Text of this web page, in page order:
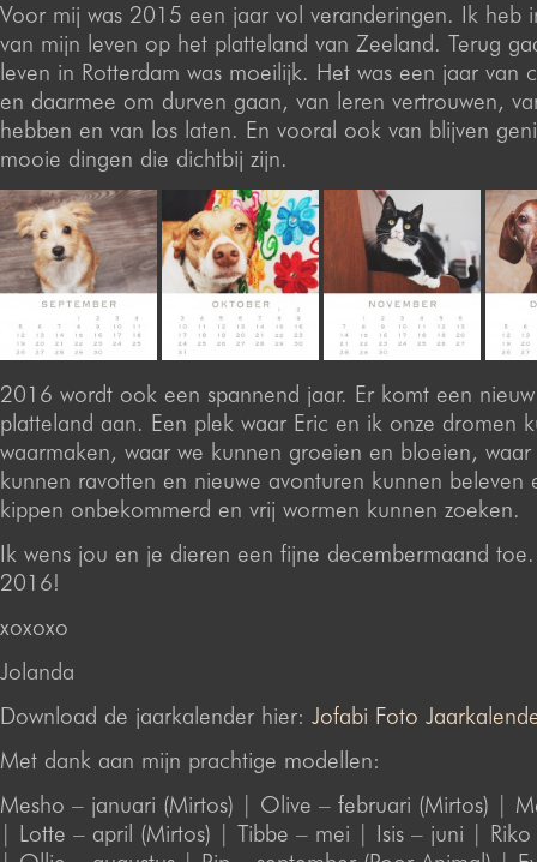
Voor mij was 2015 een jaar vol veranderingen. Ik heb
van mijn leven op het platteland van Zeeland. Terug
leven in Rotterdam was moeilijk. Het was een jaar van
en daarmee om durven gaan, van leren vertrouwen,
hebben en van los laten. En vooral ook van blijven
mooie dingen die dichtbij zijn.
2016 wordt ook een spannend jaar. Er komt een
platteland aan. Een plek waar Eric en ik onze dromen
waarmaken, waar we kunnen groeien en bloeien,
kunnen ravotten en nieuwe avonturen kunnen beleven
kippen onbekommerd en vrij wormen kunnen zoeken.
Ik wens jou en je dieren een fijne decembermaand
2016!
xoxoxo
Jolanda
Download de jaarkalender hier: Jofabi Foto
Met dank aan mijn prachtige modellen:
Mesho – januari (Mirtos) | Olive – februari (Mirtos) |
| Lotte – april (Mirtos) | Tibbe – mei | Isis – juni | Riko